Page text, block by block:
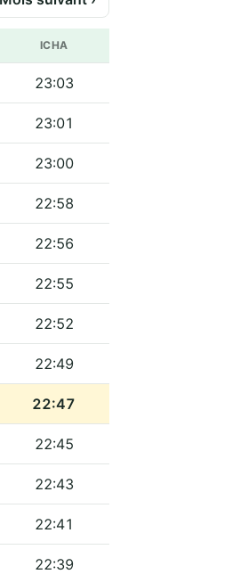
ICHA
23:03
23:01
23:00
22:58
22:56
22:55
22:52
22:49
22:47
22:45
22:43
22:41
22:39